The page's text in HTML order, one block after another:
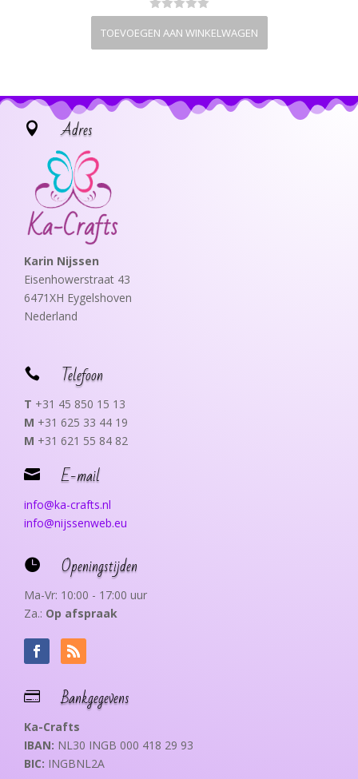
TOEVOEGEN AAN WINKELWAGEN
 Adres
Karin Nijssen
Eisenhowerstraat 43
6471XH Eygelshoven
Nederland
 Telefoon
T +31 45 850 15 13
M +31 625 33 44 19
M +31 621 55 84 82
 E-mail
info@ka-crafts.nl
info@nijssenweb.eu
 Openingstijden
Ma-Vr: 10:00 - 17:00 uur
Za.: Op afspraak
 Bankgegevens
Ka-Crafts
IBAN: NL30 INGB 000 418 29 93
BIC: INGBNL2A